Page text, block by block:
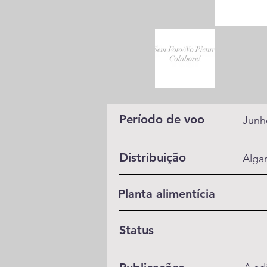
Período de voo
Distribuição
Planta alimentícia
Status